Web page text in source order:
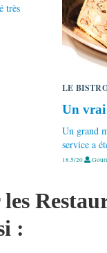
très
LE
Un vrai
Un grand
service a
18.5/20
les
: